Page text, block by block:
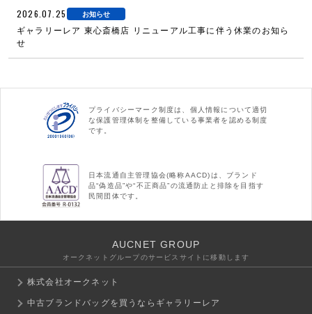
2026.07.25 お知らせ
ギャラリーレア 東心斎橋店 リニューアル工事に伴う休業のお知ら
せ
プライバシーマーク制度は、個人情報について適切
な保護管理体制を整備している事業者を認める制度
です。
日本流通自主管理協会(略称AACD)は、ブランド
品“偽造品”や“不正商品”の流通防止と排除を目指す
民間団体です。
AUCNET GROUP
オークネットグループのサービスサイトに移動します
株式会社オークネット
中古ブランドバッグを買うならギャラリーレア